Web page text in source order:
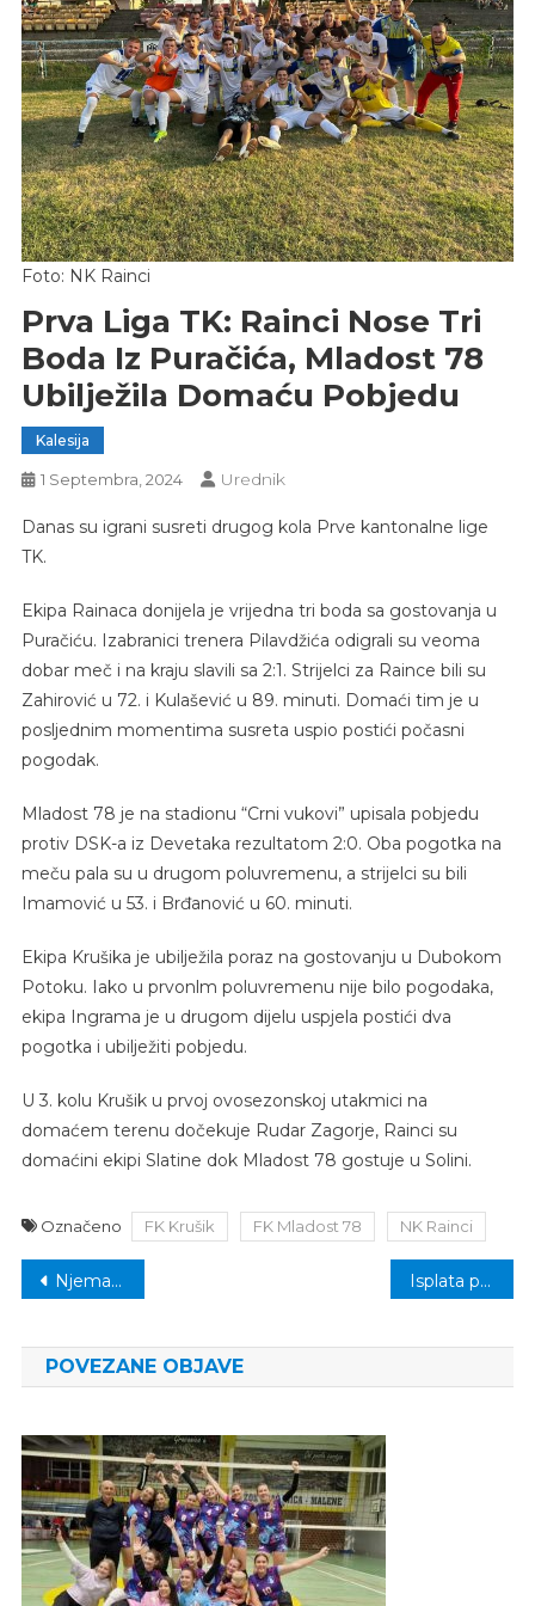
Foto: NK Rainci
Prva Liga TK: Rainci Nose Tri
Boda Iz Puračića, Mladost 78
Ubilježila Domaću Pobjedu
Kalesija
1 Septembra, 2024 Urednik
Danas su igrani susreti drugog kola Prve kantonalne lige
TK.
Ekipa Rainaca donijela je vrijedna tri boda sa gostovanja u
Puračiću. Izabranici trenera Pilavdžića odigrali su veoma
dobar meč i na kraju slavili sa 2:1. Strijelci za Raince bili su
Zahirović u 72. i Kulašević u 89. minuti. Domaći tim je u
posljednim momentima susreta uspio postići počasni
pogodak.
Mladost 78 je na stadionu “Crni vukovi” upisala pobjedu
protiv DSK-a iz Devetaka rezultatom 2:0. Oba pogotka na
meču pala su u drugom poluvremenu, a strijelci su bili
Imamović u 53. i Brđanović u 60. minuti.
Ekipa Krušika je ubilježila poraz na gostovanju u Dubokom
Potoku. Iako u prvonlm poluvremenu nije bilo pogodaka,
ekipa Ingrama je u drugom dijelu uspjela postići dva
pogotka i ubilježiti pobjedu.
U 3. kolu Krušik u prvoj ovosezonskoj utakmici na
domaćem terenu dočekuje Rudar Zagorje, Rainci su
domaćini ekipi Slatine dok Mladost 78 gostuje u Solini.
Označeno FK Krušik FK Mladost 78 NK Rainci
Navigacija
Njemačka najavila paket strogih mjera u oblasti sigurnosti i azila Isplata penzija za august u četvrtak, 5. septembra
POVEZANE OBJAVE